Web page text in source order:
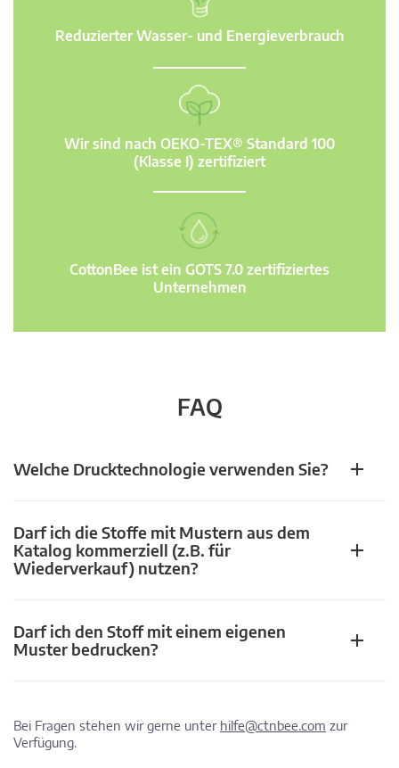
Reduzierter Wasser- und Energieverbrauch
Wir sind nach OEKO-TEX® Standard 100
(Klasse I) zertifiziert
CottonBee ist ein GOTS 7.0 zertifiziertes
Unternehmen
FAQ
Welche Drucktechnologie verwenden Sie?
Darf ich die Stoffe mit Mustern aus dem
Katalog kommerziell (z.B. für
Wiederverkauf) nutzen?
Darf ich den Stoff mit einem eigenen
Muster bedrucken?
Bei Fragen stehen wir gerne unter hilfe@ctnbee.com zur
Verfügung.